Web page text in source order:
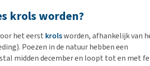
krols worden?
het eerst krolsworden, afhankelijk van
Poezen in de natuur hebben een
midden december en loopt tot en met